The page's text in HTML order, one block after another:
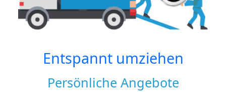
Entspannt umziehen
Persönliche Angebote